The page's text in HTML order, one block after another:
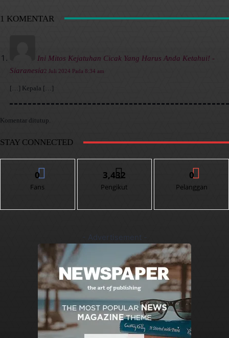
1 KOMENTAR
Ini Mitos Kejatuhan Cicak Yang Harus Anda Ketahui! -
Siaranesia2 Juli 2024 Pada 8:34 am
[…] Kepala […]
Komentar ditutup.
STAY CONNECTED
0
Fans
3,432
Pengikut
0
Pelanggan
- Advertisement -